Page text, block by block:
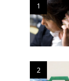
1
2